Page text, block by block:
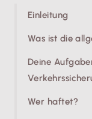
Einleitung
Was ist die
Deine
Wer haftet?